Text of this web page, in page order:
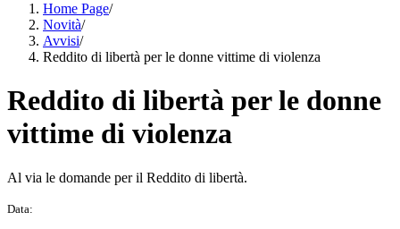
Home Page/
Novità/
Avvisi/
Reddito di libertà per le donne vittime di violenza
Reddito di libertà per le donne
vittime di violenza
Al via le domande per il Reddito di libertà.
Data: